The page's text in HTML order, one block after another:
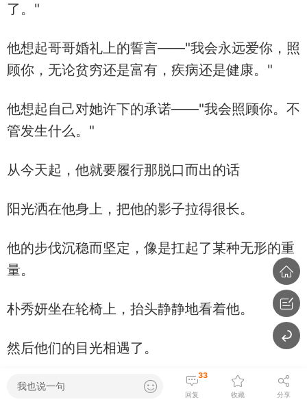
了。"
他想起哥哥婚礼上的誓言——"我会永远爱你，照
顾你，无论贫穷还是富有，疾病还是健康。"
他想起自己对她许下的承诺——"我会照顾你。不
管发生什么。"
从今天起，他就要履行那脱口而出的话
阳光洒在他身上，把他的影子拉得很长。
他的步伐沉稳而坚定，像是扛起了某种无形的重
量。
朴秀妍坐在轮椅上，抬头静静地看着他。
然后他们的目光相遇了。
某种无形的东西，开始在他们之间悄悄萌芽。
我也说一句
回复
33
收藏 分享